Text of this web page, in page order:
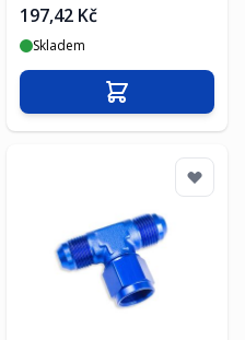
197,42 Kč
Skladem
Přidat do košíku